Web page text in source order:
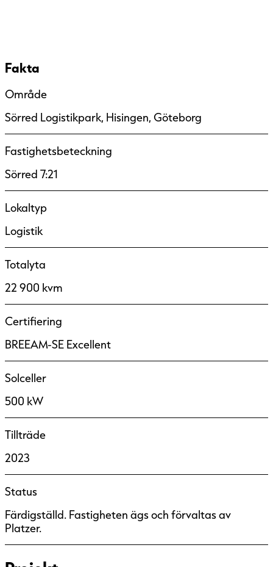
Fakta
Område
Sörred Logistikpark, Hisingen, Göteborg
Fastighetsbeteckning
Sörred 7:21
Lokaltyp
Logistik
Totalyta
22 900 kvm
Certifiering
BREEAM-SE Excellent
Solceller
500 kW
Tillträde
2023
Status
Färdigställd. Fastigheten ägs och förvaltas av
Platzer.